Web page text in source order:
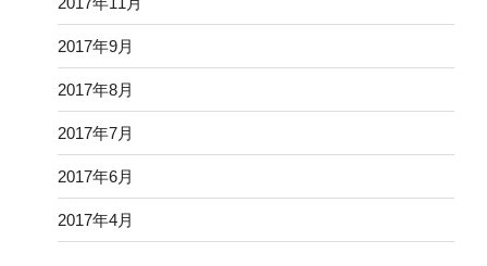
2017年9月
2017年8月
2017年7月
2017年6月
2017年4月